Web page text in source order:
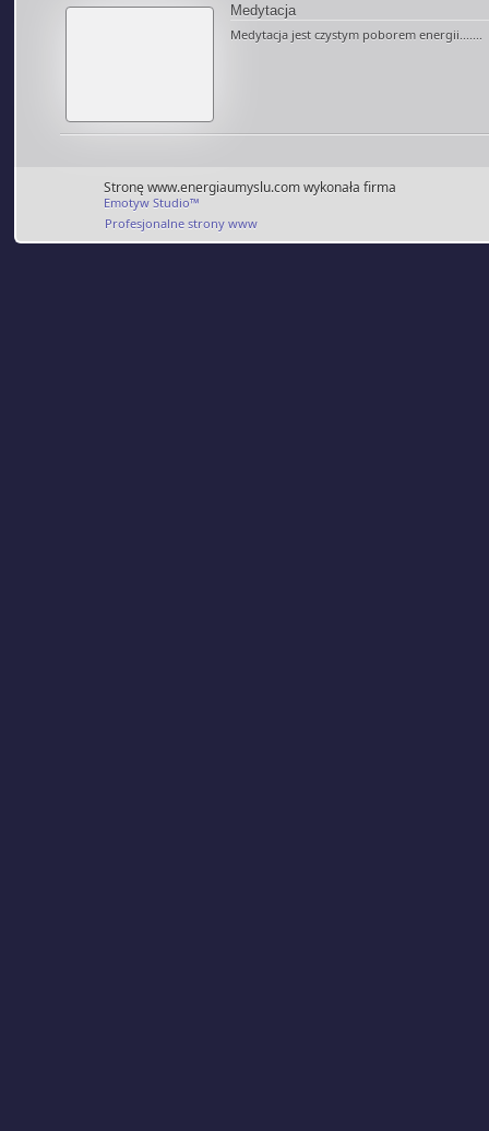
Medytacja
Medytacja jest czystym poborem energii.......
Stronę www.energiaumyslu.com wykonała firma
Emotyw Studio™
Profesjonalne strony www